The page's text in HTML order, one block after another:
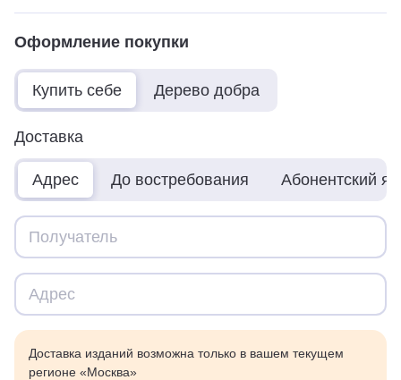
Оформление покупки
Купить себе Дерево добра
Доставка
Адрес До востребования Абонентский
Доставка изданий возможна только в вашем текущем
регионе «Москва»